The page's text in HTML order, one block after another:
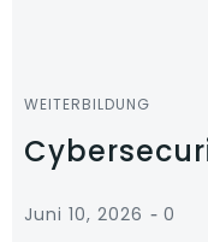
WEITERBILDUNG
Juni 10, 2026 - 0